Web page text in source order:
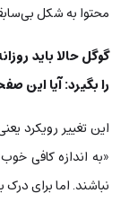
محتوا به شکل
گوگل حالا باید
را بگیرد: آیا این
این تغییر رویکرد
«به اندازه کافی
نباشند. اما برای درک